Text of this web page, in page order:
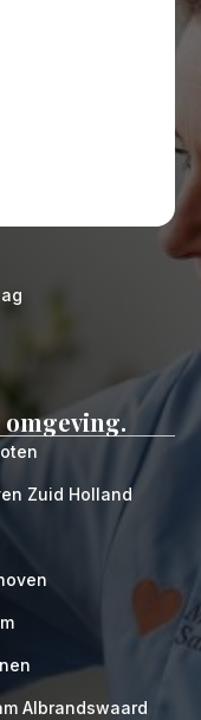
omgeving.
Zuid Holland
Albrandswaard